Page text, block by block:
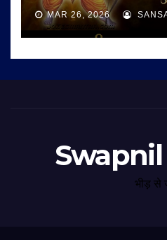
MAR 26, 2026
भीड़ से